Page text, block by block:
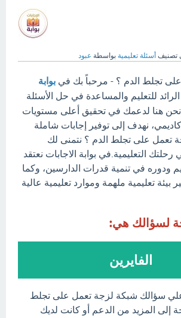
تصنيف أسئلة تعليمية بواسطة عبود
تجلط الدم ؟ - مرحباً بك في بوابة
للتعليم والمساعدة في حل الأسئلة
نحن هنا لدعمك في تحقيق أعلى مستويات
نهدف إلى توفير إجابات شاملة
تعمل على تجلط الدم ؟ نتمنى لك
رحلتك التعليمية.في بوابة الاجابات نعتقد
ودوره في تنمية قدرات الدارسين، وكما
بيئة تعليمية ملهمة وموارد تعليمية عالية
لسؤالك هي:
الفايرين
علي سؤالك شبكة لزجة تعمل على تجلط
إلى المزيد من الدعم أو كانت لديك